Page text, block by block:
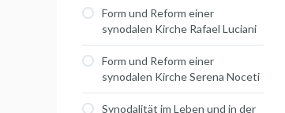
Form und Reform einer
synodalen Kirche Rafael Luciani
Form und Reform einer
synodalen Kirche Serena Noceti
Synodalität im Leben und in der